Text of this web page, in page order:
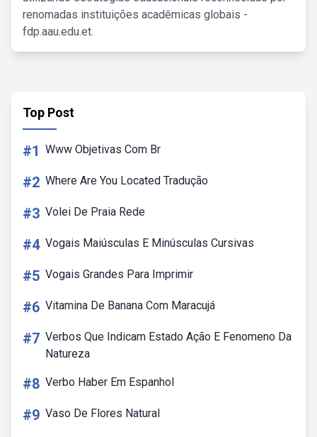
renomadas instituições acadêmicas globais -
fdp.aau.edu.et.
Top Post
#1 Www Objetivas Com Br
#2 Where Are You Located Tradução
#3 Volei De Praia Rede
#4 Vogais Maiúsculas E Minúsculas Cursivas
#5 Vogais Grandes Para Imprimir
#6 Vitamina De Banana Com Maracujá
#7 Verbos Que Indicam Estado Ação E Fenomeno Da
Natureza
#8 Verbo Haber Em Espanhol
#9 Vaso De Flores Natural